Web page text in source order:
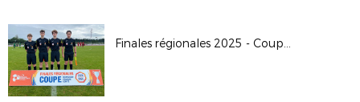
Finales régionales 2025 - Coupe Crédit Agricole U16G